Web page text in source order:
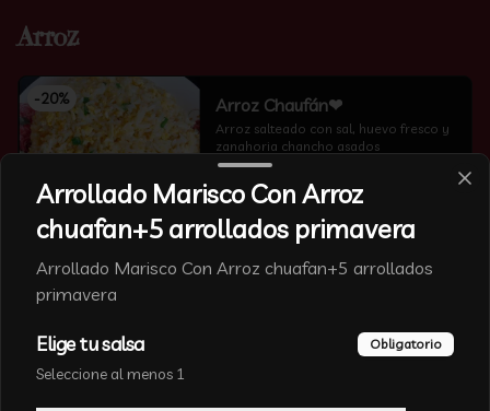
Arroz
-20% Arroz Chaufán❤
Arroz salteado con sal, huevo fresco y
zanahoria chancho asados
-12%
Arrollado Marisco Con Arroz
chuafan+5 arrollados primavera
Arrollado Marisco Con Arroz chuafan+5 arrollados
primavera
Elige tu salsa Obligatorio
Seleccione al menos 1